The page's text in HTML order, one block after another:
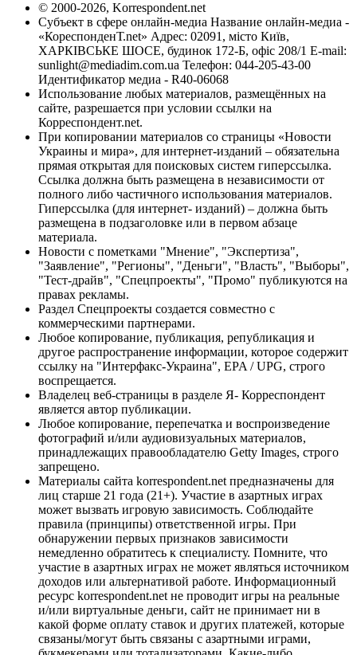
© 2000-2026, Korrespondent.net
Субъект в сфере онлайн-медиа Название онлайн-медиа -
«КореспонденТ.net» Адрес: 02091, місто Київ,
ХАРКІВСЬКЕ ШОСЕ, будинок 172-Б, офіс 208/1 E-mail:
sunlight@mediadim.com.ua Телефон: 044-205-43-00
Идентификатор медиа - R40-06068
Использование любых материалов, размещённых на
сайте, разрешается при условии ссылки на
Корреспондент.net.
При копировании материалов со страницы «Новости
Украины и мира», для интернет-изданий – обязательна
прямая открытая для поисковых систем гиперссылка.
Ссылка должна быть размещена в независимости от
полного либо частичного использования материалов.
Гиперссылка (для интернет- изданий) – должна быть
размещена в подзаголовке или в первом абзаце
материала.
Новости с пометками "Мнение", "Экспертиза",
"Заявление", "Регионы", "Деньги", "Власть", "Выборы",
"Тест-драйв", "Спецпроекты", "Промо" публикуются на
правах рекламы.
Раздел Спецпроекты создается совместно с
коммерческими партнерами.
Любое копирование, публикация, републикация и
другое распространение информации, которое содержит
ссылку на "Интерфакс-Украина", EPA / UPG, строго
воспрещается.
Владелец веб-страницы в разделе Я- Корреспондент
является автор публикации.
Любое копирование, перепечатка и воспроизведение
фотографий и/или аудиовизуальных материалов,
принадлежащих правообладателю Getty Images, строго
запрещено.
Материалы сайта korrespondent.net предназначены для
лиц старше 21 года (21+). Участие в азартных играх
может вызвать игровую зависимость. Соблюдайте
правила (принципы) ответственной игры. При
обнаружении первых признаков зависимости
немедленно обратитесь к специалисту. Помните, что
участие в азартных играх не может являться источником
доходов или альтернативой работе. Информационный
ресурс korrespondent.net не проводит игры на реальные
и/или виртуальные деньги, сайт не принимает ни в
какой форме оплату ставок и других платежей, которые
связаны/могут быть связаны с азартными играми,